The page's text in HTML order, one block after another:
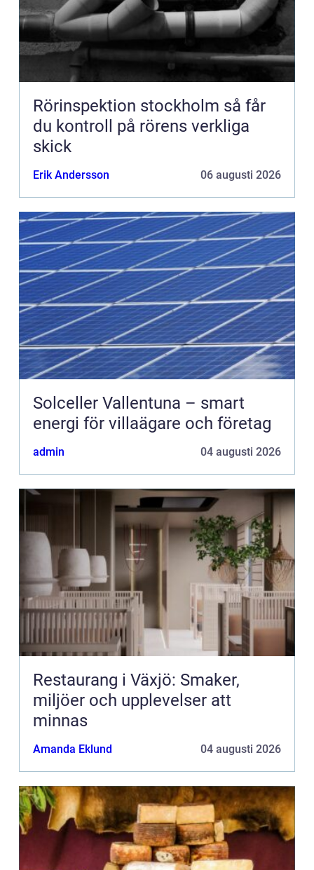
Rörinspektion stockholm så får
du kontroll på rörens verkliga
skick
Erik Andersson 06 augusti 2026
Solceller Vallentuna – smart
energi för villaägare och företag
admin 04 augusti 2026
Restaurang i Växjö: Smaker,
miljöer och upplevelser att
minnas
Amanda Eklund 04 augusti 2026